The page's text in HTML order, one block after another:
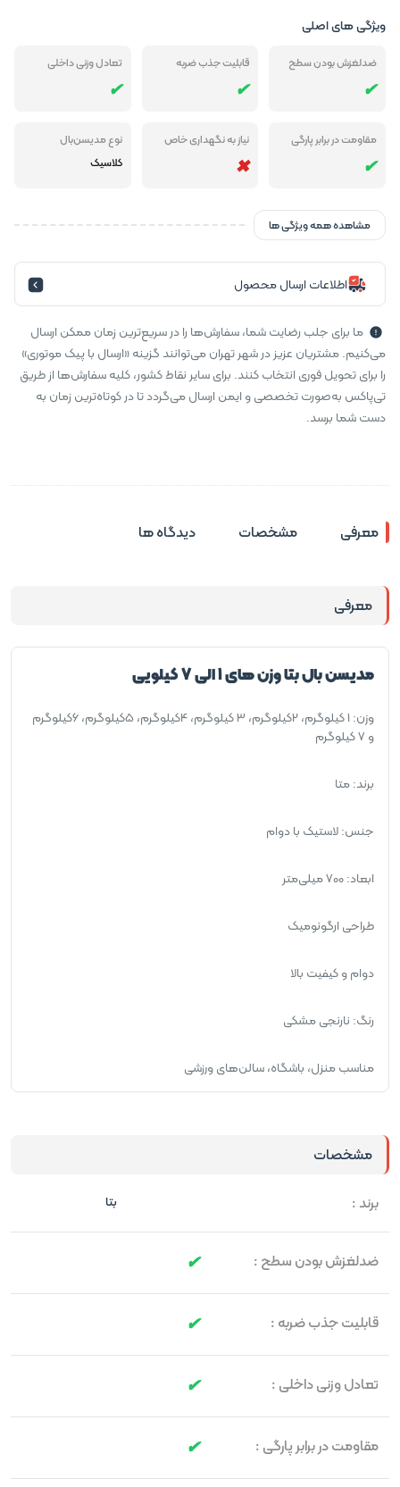
ویژگی های اصلی
ضدلغزش بودن سطح قابلیت جذب ضربه تعادل وزنی داخلی
مقاومت در برابر پارگی نیاز به نگهداری خاص
نوع مدیسن‌بال
کلاسیک
مشاهده همه ویژگی ها
اطلاعات ارسال محصول
ما برای جلب رضایت شما، سفارش‌ها را در سریع‌ترین زمان ممکن ارسال
می‌کنیم. مشتریان عزیز در شهر تهران می‌توانند گزینه «ارسال با پیک موتوری»
را برای تحویل فوری انتخاب کنند. برای سایر نقاط کشور، کلیه سفارش‌ها از طریق
تی‌پاکس به‌صورت تخصصی و ایمن ارسال می‌گردد تا در کوتاه‌ترین زمان به
دست شما برسد.
معرفی مشخصات دیدگاه ها
معرفی
مدیسن بال بتا وزن های 1 الی 7 کیلویی
وزن: 1 کیلوگرم، 2کیلوگرم، 3 کیلوگرم، 4کیلوگرم، 5کیلوگرم، 6کیلوگرم
و 7 کیلوگرم
برند: متا
جنس: لاستیک با دوام
ابعاد: 700 میلی‌متر
طراحی ارگونومیک
دوام و کیفیت بالا
رنگ: نارنجی مشکی
مناسب منزل، باشگاه، سالن‌های ورزشی
مشخصات
برند :
بتا
ضدلغزش بودن سطح :
قابلیت جذب ضربه :
تعادل وزنی داخلی :
مقاومت در برابر پارگی :